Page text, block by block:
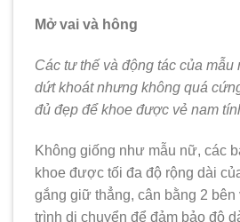
Mở vai và hông
Các tư thế và động tác của mẫu
dứt khoát nhưng không quá
đủ đẹp để khoe được vẻ nam
Không giống như mẫu nữ, các
khoe được tối đa độ rộng dài
gắng giữ thẳng, cân bằng 2 bên
trình di chuyển để đảm bảo độ